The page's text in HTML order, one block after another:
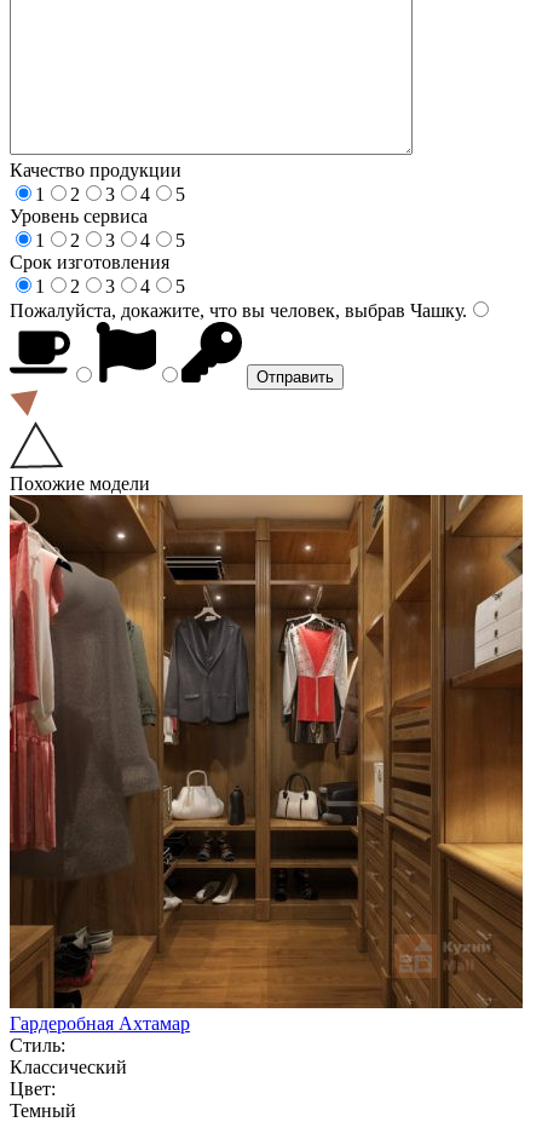
Качество продукции
1
2 3 4
5
Уровень сервиса
1
2 3 4
5
Срок изготовления
1
2 3 4
5
Пожалуйста, докажите, что вы человек, выбрав Чашку.
Похожие модели
Гардеробная Ахтамар
Стиль:
Классический
Цвет:
Темный